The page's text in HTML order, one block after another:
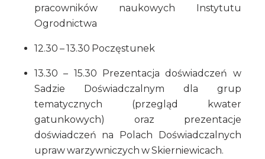
pracowników naukowych Instytutu
Ogrodnictwa
12.30 – 13.30 Poczęstunek
13.30 – 15.30 Prezentacja doświadczeń w
Sadzie Doświadczalnym dla grup
tematycznych (przegląd kwater
gatunkowych) oraz prezentacje
doświadczeń na Polach Doświadczalnych
upraw warzywniczych w Skierniewicach.